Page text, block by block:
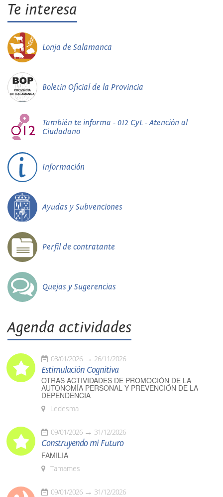
Te interesa
Lonja de Salamanca
Boletín Oficial de la Provincia
También te informa - 012 CyL - Atención al
Ciudadano
Información
Ayudas y Subvenciones
Perfil de contratante
Quejas y Sugerencias
Agenda actividades
08/01/2026 26/11/2026
Estimulación Cognitiva
OTRAS ACTIVIDADES DE PROMOCIÓN DE LA
AUTONOMÍA PERSONAL Y PREVENCIÓN DE LA
DEPENDENCIA
Ledesma
09/01/2026 31/12/2026
Construyendo mi Futuro
FAMILIA
Tamames
09/01/2026 31/12/2026